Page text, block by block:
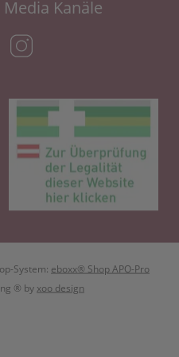
Kanäle
(öffnet in neuem Tab)
(öffnet in neuem Tab)
System: eboxx® Shop APO-Pro
® by xoo design